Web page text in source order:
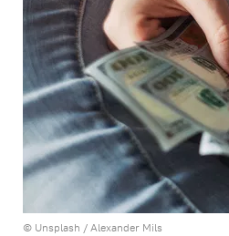
© Unsplash / Alexander Mils